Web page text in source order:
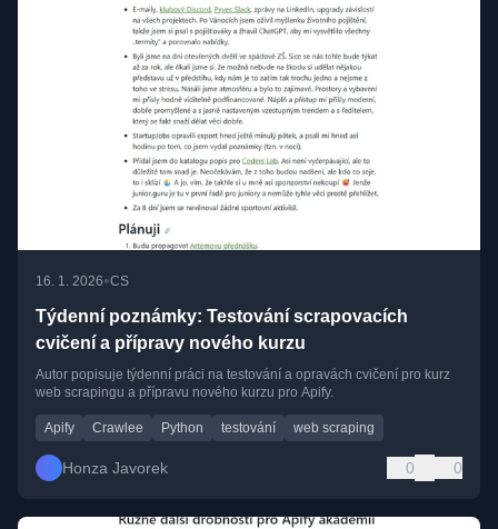
16. 1. 2026•CS
Týdenní poznámky: Testování scrapovacích
cvičení a přípravy nového kurzu
Autor popisuje týdenní práci na testování a opravách cvičení pro kurz
web scrapingu a přípravu nového kurzu pro Apify.
Apify Crawlee Python testování web scraping
Honza Javorek 0 0